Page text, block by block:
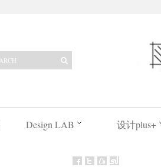
Design LAB 设计plus+